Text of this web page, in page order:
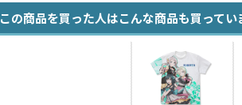
この商品を買った人はこんな商品も買ってい